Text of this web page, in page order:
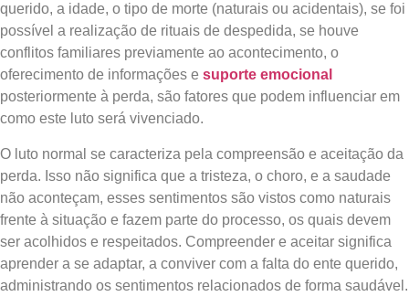
querido, a idade, o tipo de morte (naturais ou acidentais), se foi
possível a realização de rituais de despedida, se houve
conflitos familiares previamente ao acontecimento, o
oferecimento de informações e suporte emocional
posteriormente à perda, são fatores que podem influenciar em
como este luto será vivenciado.
O luto normal se caracteriza pela compreensão e aceitação da
perda. Isso não significa que a tristeza, o choro, e a saudade
não aconteçam, esses sentimentos são vistos como naturais
frente à situação e fazem parte do processo, os quais devem
ser acolhidos e respeitados. Compreender e aceitar significa
aprender a se adaptar, a conviver com a falta do ente querido,
administrando os sentimentos relacionados de forma saudável.